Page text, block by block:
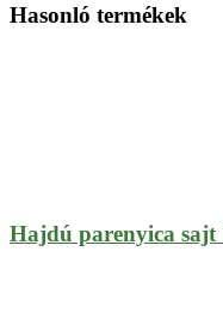
Hasonló termékek
Hajdú parenyica sajt